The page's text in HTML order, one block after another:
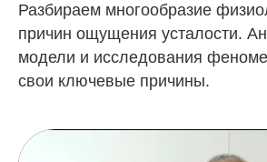
Разбираем многообразие
причин ощущения усталости.
модели и исследования
свои ключевые причины.